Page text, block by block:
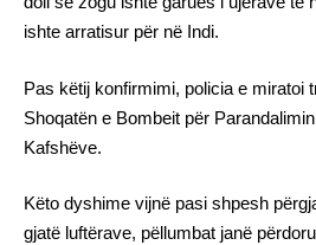
ishte arratisur për në Indi.
Pas këtij konfirmimi, policia e miratoi
Shoqatën e Bombeit për
Kafshëve.
Këto dyshime vijnë pasi shpesh
gjatë luftërave, pëllumbat janë